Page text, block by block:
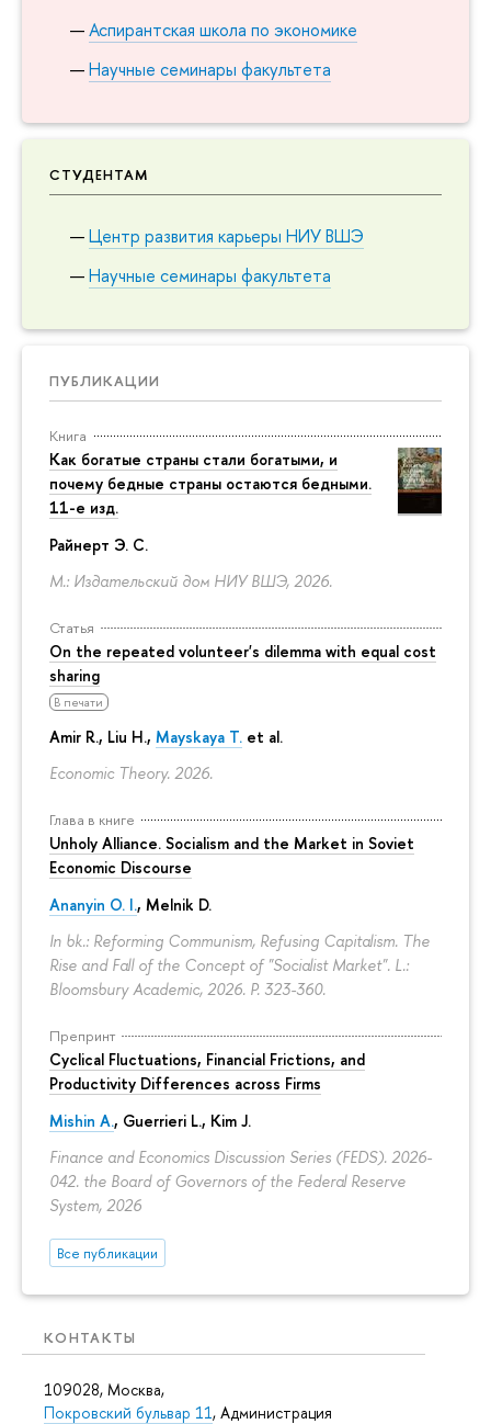
Аспирантская школа по экономике
Научные семинары факультета
СТУДЕНТАМ
Центр развития карьеры НИУ ВШЭ
Научные семинары факультета
ПУБЛИКАЦИИ
Книга
Как богатые страны стали богатыми, и
почему бедные страны остаются бедными.
11-е изд.
Райнерт Э. С.
М.: Издательский дом НИУ ВШЭ, 2026.
Статья
On the repeated volunteer's dilemma with equal cost
sharing
В печати
Amir R., Liu H., Mayskaya T. et al.
Economic Theory. 2026.
Глава в книге
Unholy Alliance. Socialism and the Market in Soviet
Economic Discourse
Ananyin O. I., Melnik D.
In bk.: Reforming Communism, Refusing Capitalism. The
Rise and Fall of the Concept of "Socialist Market". L.:
Bloomsbury Academic, 2026. P. 323-360.
Препринт
Cyclical Fluctuations, Financial Frictions, and
Productivity Differences across Firms
Mishin A., Guerrieri L., Kim J.
Finance and Economics Discussion Series (FEDS). 2026-
042. the Board of Governors of the Federal Reserve
System, 2026
Все публикации
КОНТАКТЫ
109028, Москва,
Покровский бульвар 11, Администрация